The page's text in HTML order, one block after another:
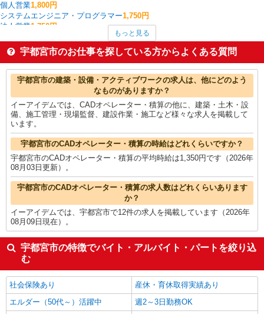
個人営業1,800円
システムエンジニア・プログラマー1,750円
法人営業1,750円
ゲームクリエイター・テスター1,700円
その他オフィスワーク・事務1,644円
中型（2t・4t）ドライバー1,528円
宇都宮市の他の職種の平均時給を見る
もっと見る
宇都宮市のお仕事を探している方からよくある質問
宇都宮市の建築・設備・アクティブワークの求人は、他にどのよう
なものがありますか？
イーアイデムでは、CADオペレーター・積算の他に、建築・土木・設
備、施工管理・現場監督、建設作業・施工など様々な求人を掲載して
います。
宇都宮市のCADオペレーター・積算の時給はどれくらいですか？
宇都宮市のCADオペレーター・積算の平均時給は1,350円です（2026年
08月03日更新）。
宇都宮市のCADオペレーター・積算の求人数はどれくらいあります
か？
イーアイデムでは、宇都宮市で12件の求人を掲載しています（2026年
08月09日現在）。
宇都宮市の特徴でバイト・アルバイト・パートを絞り込
む
社会保険あり
産休・育休取得実績あり
エルダー（50代～）活躍中
週2～3日勤務OK